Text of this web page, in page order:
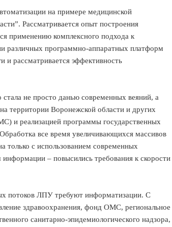
на примере медицинской
Рассматривается опыт построения
применению комплексного подхода к
различных программно-аппаратных платформ
и рассматривается эффективность
не просто данью современных веяний, а
территории Воронежской области и других
и реализацией программы государственных
все время увеличивающихся массивов
только с использованием современных
– повысились требования к скорости
потоков ЛПУ требуют информатизации. С
здравоохранения, фонд ОМС, региональное
санитарно-эпидемиологического надзора,